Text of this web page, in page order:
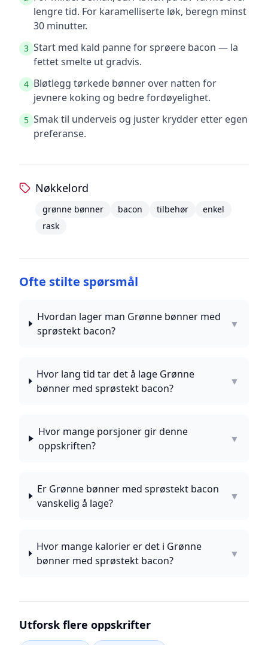
lengre tid. For karamelliserte løk, beregn minst
30 minutter.
3 Start med kald panne for sprøere bacon — la
fettet smelte ut gradvis.
4 Bløtlegg tørkede bønner over natten for
jevnere koking og bedre fordøyelighet.
5 Smak til underveis og juster krydder etter egen
preferanse.
Nøkkelord
grønne bønner bacon tilbehør
enkel
rask
Ofte stilte spørsmål
Hvordan lager man Grønne bønner med
sprøstekt bacon?
▼
Hvor lang tid tar det å lage Grønne
bønner med sprøstekt bacon?
▼
Hvor mange porsjoner gir denne
oppskriften?
▼
Er Grønne bønner med sprøstekt bacon
vanskelig å lage?
▼
Hvor mange kalorier er det i Grønne
bønner med sprøstekt bacon?
▼
Utforsk flere oppskrifter